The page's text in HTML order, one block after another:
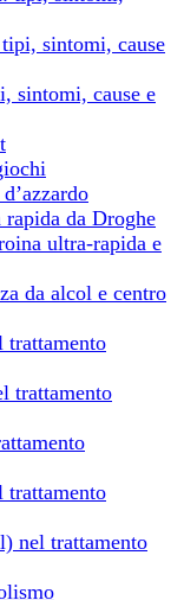
sintomi, cause
sintomi, cause e
da Droghe
ultra-rapida e
da alcol e centro
trattamento
nel trattamento